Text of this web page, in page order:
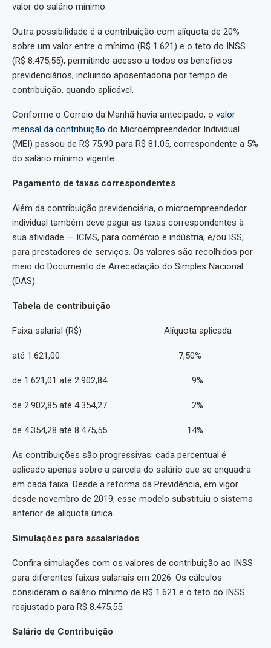
valor do salário mínimo.
Outra possibilidade é a contribuição com alíquota de 20%
sobre um valor entre o mínimo (R$ 1.621) e o teto do INSS
(R$ 8.475,55), permitindo acesso a todos os benefícios
previdenciários, incluindo aposentadoria por tempo de
contribuição, quando aplicável.
Conforme o Correio da Manhã havia antecipado, o valor
mensal da contribuição do Microempreendedor Individual
(MEI) passou de R$ 75,90 para R$ 81,05, correspondente a 5%
do salário mínimo vigente.
Pagamento de taxas correspondentes
Além da contribuição previdenciária, o microempreendedor
individual também deve pagar as taxas correspondentes à
sua atividade — ICMS, para comércio e indústria; e/ou ISS,
para prestadores de serviços. Os valores são recolhidos por
meio do Documento de Arrecadação do Simples Nacional
(DAS).
Tabela de contribuição
Faixa salarial (R$) Alíquota aplicada
até 1.621,00 7,50%
de 1.621,01 até 2.902,84 9%
de 2.902,85 até 4.354,27 2%
de 4.354,28 até 8.475,55 14%
As contribuições são progressivas: cada percentual é
aplicado apenas sobre a parcela do salário que se enquadra
em cada faixa. Desde a reforma da Previdência, em vigor
desde novembro de 2019, esse modelo substituiu o sistema
anterior de alíquota única.
Simulações para assalariados
Confira simulações com os valores de contribuição ao INSS
para diferentes faixas salariais em 2026. Os cálculos
consideram o salário mínimo de R$ 1.621 e o teto do INSS
reajustado para R$ 8.475,55:
Salário de Contribuição